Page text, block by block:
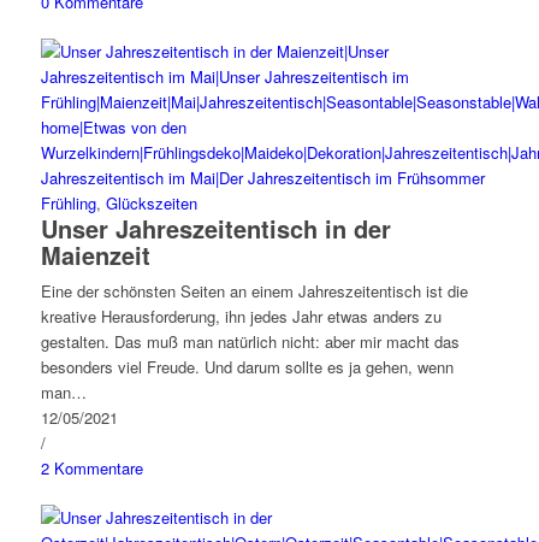
Frühling, Glückszeiten
Unser Jahreszeitentisch in der
Maienzeit
Eine der schönsten Seiten an einem Jahreszeitentisch ist die
kreative Herausforderung, ihn jedes Jahr etwas anders zu
gestalten. Das muß man natürlich nicht: aber mir macht das
besonders viel Freude. Und darum sollte es ja gehen, wenn
man…
12/05/2021
/
2 Kommentare